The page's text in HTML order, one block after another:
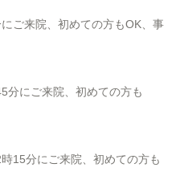
ご来院、初めての方もOK、事
にご来院、初めての方も
15分にご来院、初めての方も